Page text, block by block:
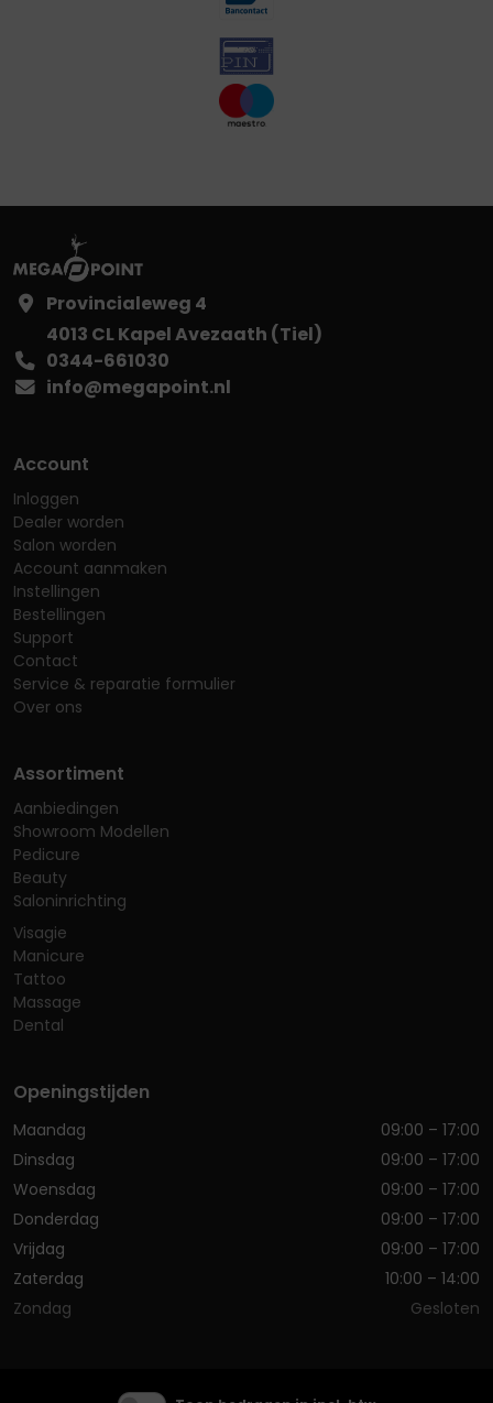
Provincialeweg 4
4013 CL Kapel Avezaath (Tiel)
0344-661030
info@megapoint.nl
Account
Inloggen
Dealer worden
Salon worden
Account aanmaken
Instellingen
Bestellingen
Support
Contact
Service & reparatie formulier
Over ons
Assortiment
Aanbiedingen
Showroom Modellen
Pedicure
Beauty
Saloninrichting
Visagie
Manicure
Tattoo
Massage
Dental
Openingstijden
Maandag
09:00 – 17:00
Dinsdag
09:00 – 17:00
Woensdag
09:00 – 17:00
Donderdag
09:00 – 17:00
Vrijdag
09:00 – 17:00
Zaterdag
10:00 – 14:00
Zondag
Gesloten